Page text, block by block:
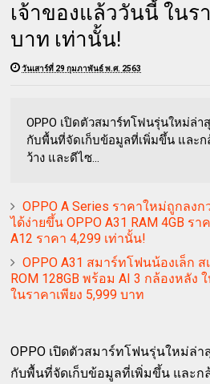
เจ้าของแล้ววันนี้ ในร
บาท เท่านั้น!
วันเสาร์ที่ 29 กุมภาพันธ์ พ.ศ. 2563
OPPO เปิดตัวสมาร์ทโฟนรุ่นใหม่ล่า
กับพื้นที่จัดเก็บข้อมูลที่เพิ่มขึ้น และก
ว้าง และดีไซ...
OPPO A Series ราคาใหม่ถูกลง
ได้ง่ายขึ้น OPPO A31 RAM 4GB ร
A12 ราคา 4,299 เท่านั้น!
OPPO A31 สมาร์ทโฟนน้องเล็ก
ROM 128GB พร้อม AI 3 กล้องหลั
ในราคาเพียง 5,999 บาท
OPPO เปิดตัวสมาร์ทโฟนรุ่นใหม่ล่า
กับพื้นที่จัดเก็บข้อมูลที่เพิ่มขึ้น และก